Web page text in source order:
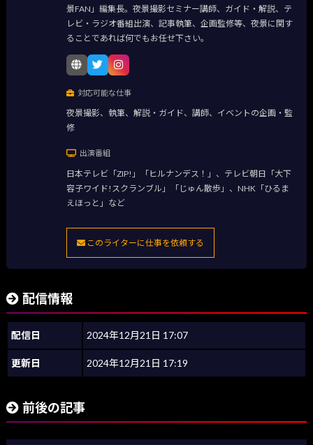
景FAN」編集長。夜景撮影セミナー講師、ガイド・解説、テ
レビ・ラジオ番組出演、記事執筆、企画監修等、夜景に関す
ることであれば何でもお任せ下さい。
対応可能な仕事
夜景撮影、執筆、解説・ガイド、講師、イベントの企画・監
修
出演番組
日本テレビ「ZIP!」「ヒルナンデス！」、テレビ朝日「大下
容子ワイド!スクランブル」「じゅん散歩」、NHK「ひるま
えほっと」など
このライターに仕事を依頼する
配信情報
配信日 2024年12月21日 17:07
更新日 2024年12月21日 17:19
前後の記事